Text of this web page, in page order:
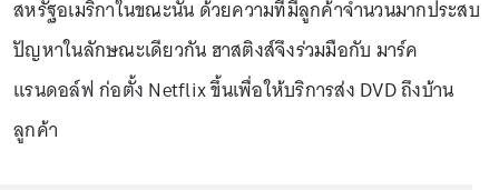
สหรัฐอเมริกาในขณะนั้น ด้วยความที่มีลูกค้าจำนวนมากประสบ
ปัญหาในลักษณะเดียวกัน ฮาสติงส์จึงร่วมมือกับ มาร์ค
แรนดอล์ฟ ก่อตั้ง Netflix ขึ้นเพื่อให้บริการส่ง DVD ถึงบ้าน
ลูกค้า